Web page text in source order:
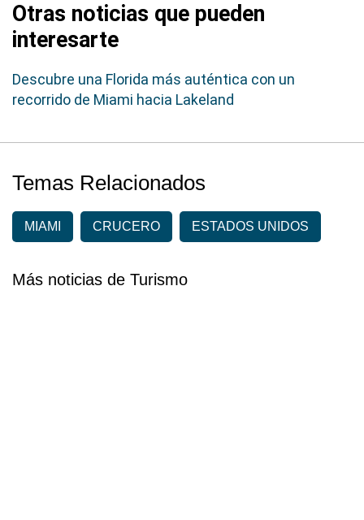
Otras noticias que pueden
interesarte
Descubre una Florida más auténtica con un
recorrido de Miami hacia Lakeland
Temas Relacionados
MIAMI CRUCERO ESTADOS UNIDOS
Más noticias de Turismo